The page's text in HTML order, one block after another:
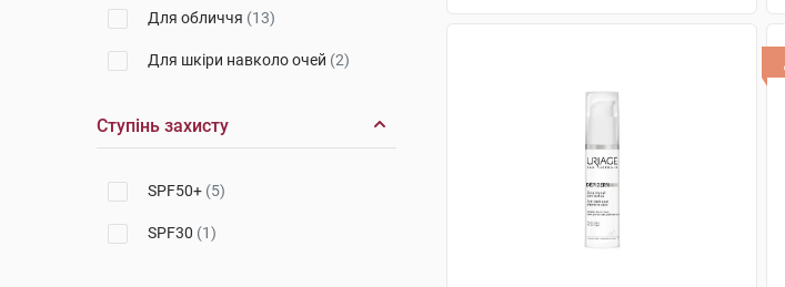
Для обличчя (13)
Для шкіри навколо очей (2)
Ступінь захисту
SPF50+ (5)
SPF30 (1)